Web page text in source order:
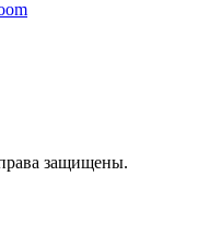
защищены.